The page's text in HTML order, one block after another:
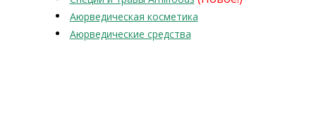
Аюрведическая косметика
Аюрведические средства